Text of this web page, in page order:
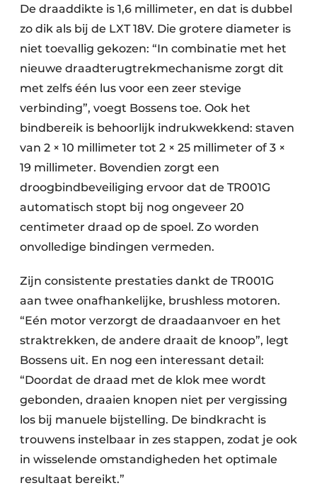
De draaddikte is 1,6 millimeter, en dat is dubbel
zo dik als bij de LXT 18V. Die grotere diameter is
niet toevallig gekozen: “In combinatie met het
nieuwe draadterugtrekmechanisme zorgt dit
met zelfs één lus voor een zeer stevige
verbinding”, voegt Bossens toe. Ook het
bindbereik is behoorlijk indrukwekkend: staven
van 2 × 10 millimeter tot 2 × 25 millimeter of 3 ×
19 millimeter. Bovendien zorgt een
droogbindbeveiliging ervoor dat de TR001G
automatisch stopt bij nog ongeveer 20
centimeter draad op de spoel. Zo worden
onvolledige bindingen vermeden.
Zijn consistente prestaties dankt de TR001G
aan twee onafhankelijke, brushless motoren.
“Eén motor verzorgt de draadaanvoer en het
straktrekken, de andere draait de knoop”, legt
Bossens uit. En nog een interessant detail:
“Doordat de draad met de klok mee wordt
gebonden, draaien knopen niet per vergissing
los bij manuele bijstelling. De bindkracht is
trouwens instelbaar in zes stappen, zodat je ook
in wisselende omstandigheden het optimale
resultaat bereikt.”